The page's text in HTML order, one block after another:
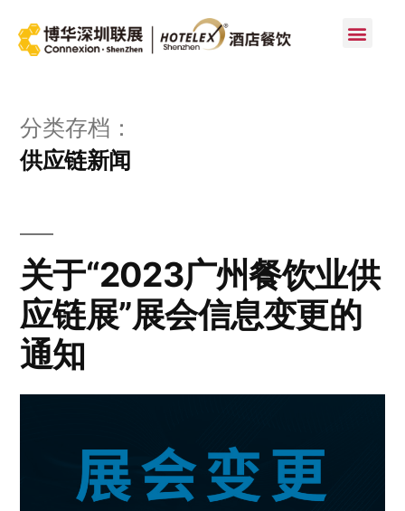
分类存档：
供应链新闻
关于“2023广州餐饮业供
应链展”展会信息变更的
通知